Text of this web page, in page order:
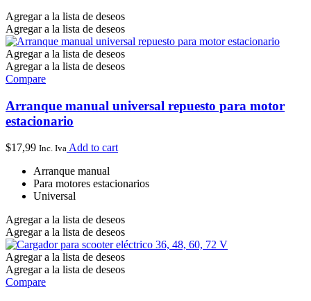
Agregar a la lista de deseos
Agregar a la lista de deseos
Agregar a la lista de deseos
Agregar a la lista de deseos
Compare
Arranque manual universal repuesto para motor
estacionario
$17,99 Inc. Iva Add to cart
Arranque manual
Para motores estacionarios
Universal
Agregar a la lista de deseos
Agregar a la lista de deseos
Agregar a la lista de deseos
Agregar a la lista de deseos
Compare